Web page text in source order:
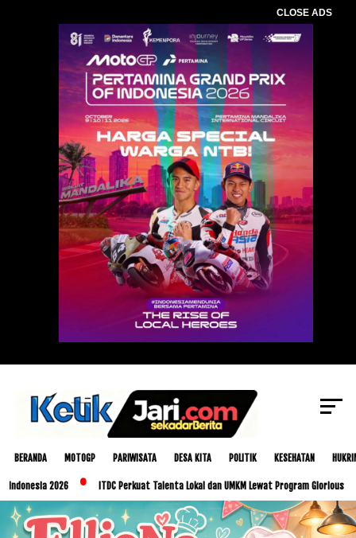
CLOSE ADS
BERANDA MOTOGP PARIWISATA DESA KITA POLITIK KESEHATAN
2026 ITDC Perkuat Talenta Lokal dan UMKM Lewat Program Glorious Golo Mori